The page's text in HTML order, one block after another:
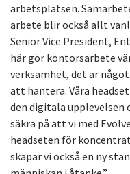
arbetsplatsen.
arbete blir också allt
Senior Vice President,
här gör kontorsarbete
verksamhet, det är
att hantera. Våra
den digitala upplevelsen
säkra på att vi med
headseten för
skapar vi också en ny